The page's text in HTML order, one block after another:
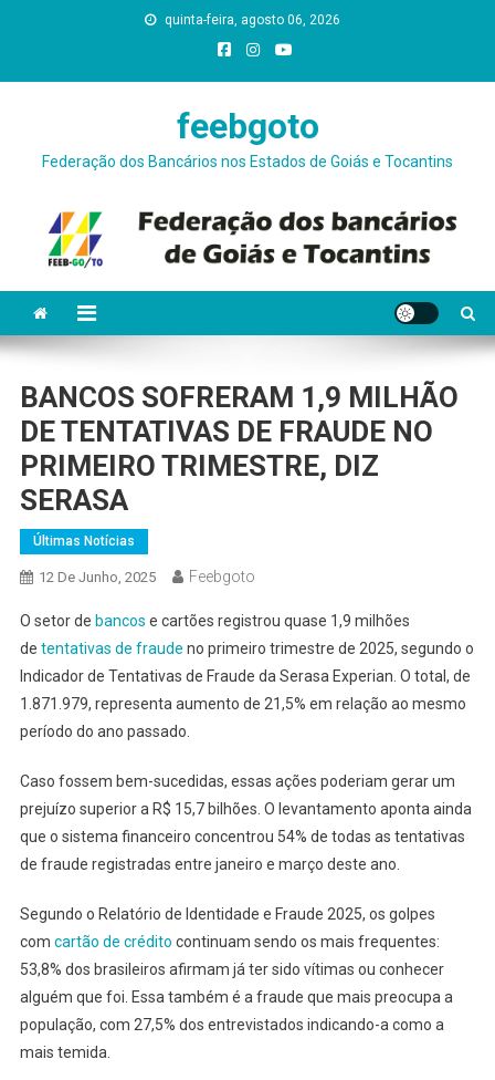
quinta-feira, agosto 06, 2026
feebgoto
Federação dos Bancários nos Estados de Goiás e Tocantins
BANCOS SOFRERAM 1,9 MILHÃO
DE TENTATIVAS DE FRAUDE NO
PRIMEIRO TRIMESTRE, DIZ
SERASA
Últimas Notícias
12 De Junho, 2025 Feebgoto
O setor de bancos e cartões registrou quase 1,9 milhões
de tentativas de fraude no primeiro trimestre de 2025, segundo o
Indicador de Tentativas de Fraude da Serasa Experian. O total, de
1.871.979, representa aumento de 21,5% em relação ao mesmo
período do ano passado.
Caso fossem bem-sucedidas, essas ações poderiam gerar um
prejuízo superior a R$ 15,7 bilhões. O levantamento aponta ainda
que o sistema financeiro concentrou 54% de todas as tentativas
de fraude registradas entre janeiro e março deste ano.
Segundo o Relatório de Identidade e Fraude 2025, os golpes
com cartão de crédito continuam sendo os mais frequentes:
53,8% dos brasileiros afirmam já ter sido vítimas ou conhecer
alguém que foi. Essa também é a fraude que mais preocupa a
população, com 27,5% dos entrevistados indicando-a como a
mais temida.